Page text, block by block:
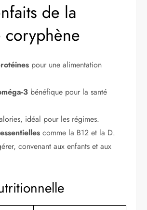
de la
pour une alimentation
3 bénéfique pour la santé
idéal pour les régimes.
comme la B12 et la D.
convenant aux enfants et aux